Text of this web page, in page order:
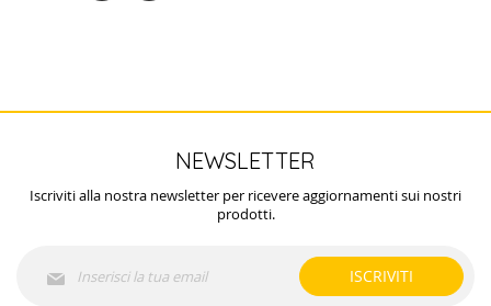
NEWSLETTER
Iscriviti alla nostra newsletter per ricevere aggiornamenti sui nostri
prodotti.
alla
ISCRIVITI